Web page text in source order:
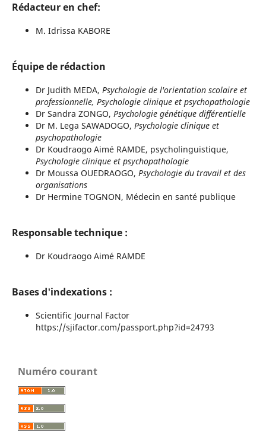
Rédacteur en chef:
M. Idrissa KABORE
Équipe de rédaction
Dr Judith MEDA, Psychologie de l'orientation scolaire et
professionnelle, Psychologie clinique et psychopathologie
Dr Sandra ZONGO, Psychologie génétique différentielle
Dr M. Lega SAWADOGO, Psychologie clinique et
psychopathologie
Dr Koudraogo Aimé RAMDE, psycholinguistique,
Psychologie clinique et psychopathologie
Dr Moussa OUEDRAOGO, Psychologie du travail et des
organisations
Dr Hermine TOGNON, Médecin en santé publique
Responsable technique :
Dr Koudraogo Aimé RAMDE
Bases d'indexations :
Scientific Journal Factor
https://sjifactor.com/passport.php?id=24793
Numéro courant